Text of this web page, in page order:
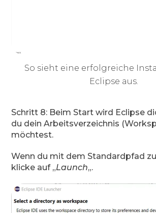
So sieht eine erfolgreiche
Eclipse aus.
Schritt 8: Beim Start wird Eclipse
du dein Arbeitsverzeichnis
möchtest.
Wenn du mit dem Standardpfad
klicke auf „Launch„.